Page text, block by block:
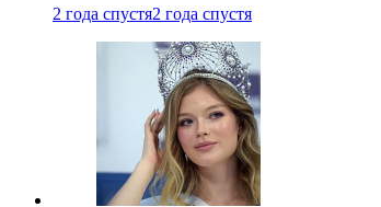
2 года спустя2 года спустя